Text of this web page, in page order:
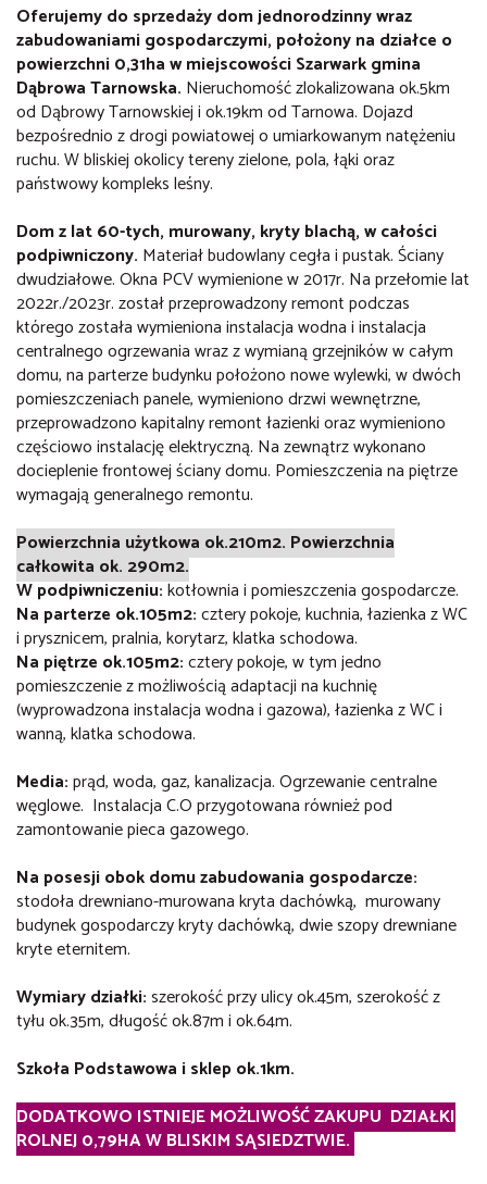
Oferujemy do sprzedaży dom jednorodzinny wraz
zabudowaniami gospodarczymi, położony na działce o
powierzchni 0,31ha w miejscowości Szarwark gmina
Dąbrowa Tarnowska. Nieruchomość zlokalizowana ok.5km
od Dąbrowy Tarnowskiej i ok.19km od Tarnowa. Dojazd
bezpośrednio z drogi powiatowej o umiarkowanym natężeniu
ruchu. W bliskiej okolicy tereny zielone, pola, łąki oraz
państwowy kompleks leśny.
Dom z lat 60-tych, murowany, kryty blachą, w całości
podpiwniczony. Materiał budowlany cegła i pustak. Ściany
dwudziałowe. Okna PCV wymienione w 2017r. Na przełomie lat
2022r./2023r. został przeprowadzony remontpodczas
którego została wymieniona instalacja wodna i instalacja
centralnego ogrzewania wraz z wymianą grzejników w całym
domu, na parterze budynku położono nowe wylewki, w dwóch
pomieszczeniach panele, wymieniono drzwi wewnętrzne,
przeprowadzono kapitalny remont łazienki oraz wymieniono
częściowo instalację elektryczną. Na zewnątrz wykonano
docieplenie frontowej ściany domu. Pomieszczenia na piętrze
wymagają generalnego remontu.
Powierzchnia użytkowa ok.210m2. Powierzchnia
całkowita ok. 290m2.
W podpiwniczeniu:kotłownia i pomieszczenia gospodarcze.
Na parterze ok.105m2:cztery pokoje, kuchnia, łazienka z WC
i prysznicem, pralnia, korytarz, klatka schodowa.
Na piętrze ok.105m2:cztery pokoje, w tym jedno
pomieszczenie z możliwością adaptacji na kuchnię
(wyprowadzona instalacja wodna i gazowa), łazienka z WC i
wanną, klatka schodowa.
Media:prąd, woda, gaz, kanalizacja. Ogrzewanie centralne
węglowe. Instalacja C.O przygotowana również pod
zamontowanie pieca gazowego.
Na posesji obok domu zabudowania gospodarcze:
stodoła drewniano-murowana kryta dachówką, murowany
budynek gospodarczy kryty dachówką, dwie szopy drewniane
kryte eternitem.
Wymiary działki:szerokość przy ulicy ok.45m, szerokość z
tyłu ok.35m, długość ok.87m i ok.64m.
Szkoła Podstawowa i sklep ok.1km.
DODATKOWO ISTNIEJE MOŻLIWOŚĆ ZAKUPU DZIAŁKI
ROLNEJ 0,79HA W BLISKIM SĄSIEDZTWIE.